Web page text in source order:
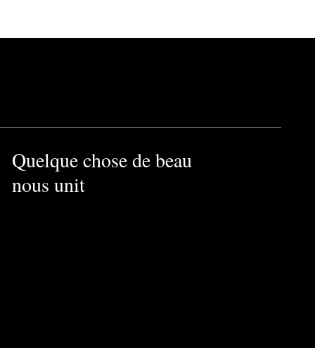
Quelque chose de beau
nous unit